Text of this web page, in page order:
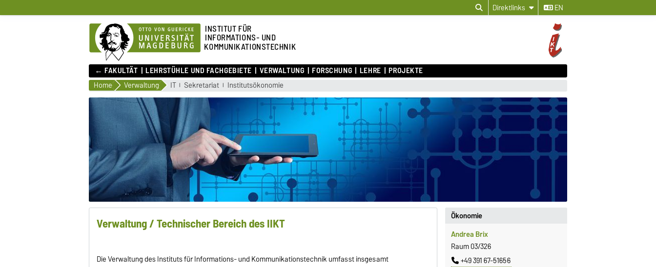
Direktlinks EN
INSTITUT FÜR
INFORMATIONS- UND
KOMMUNIKATIONSTECHNIK
← FAKULTÄT LEHRSTÜHLE UND FACHGEBIETE VERWALTUNG FORSCHUNG LEHRE PROJEKTE
Home Verwaltung IT Sekretariat Institutsökonomie
Verwaltung / Technischer Bereich des IIKT
Die Verwaltung des Instituts für Informations- und Kommunikationstechnik umfasst insgesamt
Ökonomie
Andrea Brix
Raum 03/326
+49 391 67-51656